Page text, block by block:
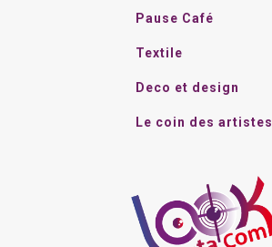
Pause Café
Textile
Deco et design
Le coin des artistes